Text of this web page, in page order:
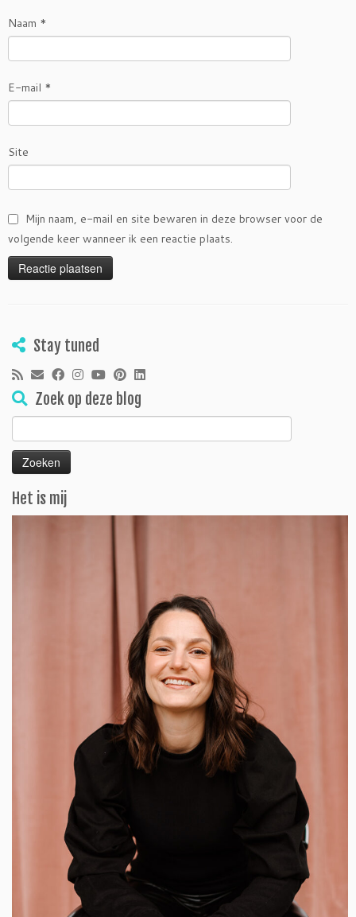
Naam *
E-mail *
Site
Mijn naam, e-mail en site bewaren in deze browser voor de
volgende keer wanneer ik een reactie plaats.
Stay tuned
Zoek op deze blog
naar:
Het is mij